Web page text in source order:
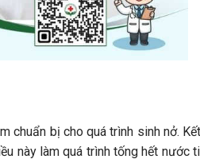
bị cho quá trình sinh nở.
này làm quá trình tống hết nước